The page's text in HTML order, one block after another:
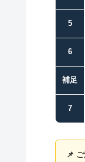
5
6
補足
7
📌